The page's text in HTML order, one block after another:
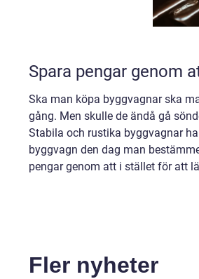
Spara pengar genom
Ska man köpa byggvagnar ska
gång. Men skulle de ändå gå
Stabila och rustika byggvagnar
byggvagn den dag man
pengar genom att i stället för att
Fler nyheter